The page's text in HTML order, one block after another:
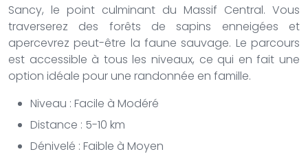
Sancy, le point culminant du Massif Central. Vous
traverserez des forêts de sapins enneigées et
apercevrez peut-être la faune sauvage. Le parcours
est accessible à tous les niveaux, ce qui en fait une
option idéale pour une randonnée en famille.
Niveau : Facile à Modéré
Distance : 5-10 km
Dénivelé : Faible à Moyen